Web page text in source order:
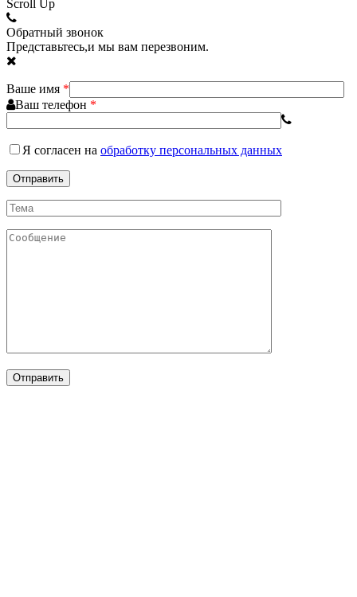
Scroll Up
Обратный звонок
Представьтесь,и мы вам перезвоним.
Ваше имя *
Ваш телефон *
Я согласен на обработку персональных данных